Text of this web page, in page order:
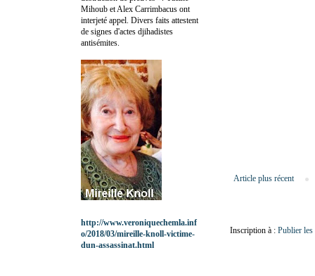
Article plus récent
Inscription à : Publier
Mihoub et Alex Carrimbacus ont
interjeté appel. Divers faits attestent
de signes d'actes djihadistes
antisémites.
http://www.veroniquechemla.inf
o/2018/03/mireille-knoll-victime-
dun-assassinat.html